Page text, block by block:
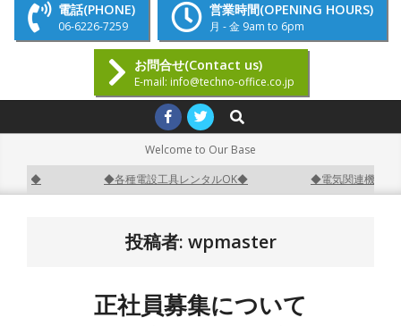
電話(PHONE)
06-6226-7259
営業時間(OPENING HOURS)
月 - 金 9am to 6pm
お問合せ(Contact us)
E-mail: info@techno-office.co.jp
Navigation
Search
Welcome to Our Base
◆各種電設工具レンタルOK◆ ◆電気関連機器販売◆
投稿者: wpmaster
正社員募集について